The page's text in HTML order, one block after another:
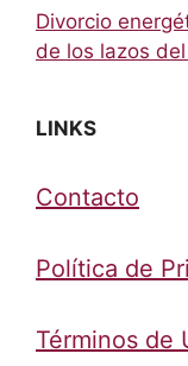
Divorcio
de los lazos
LINKS
Contacto
Política de
Términos de